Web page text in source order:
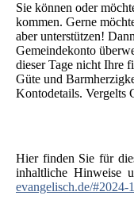
Sie können oder
kommen. Gerne
aber unterstützen!
Gemeindekonto
dieser Tage nicht Ihre
Güte und
Kontodetails. Vergelts
Hier finden Sie für
inhaltliche Hinweise
evangelisch.de/#2024-